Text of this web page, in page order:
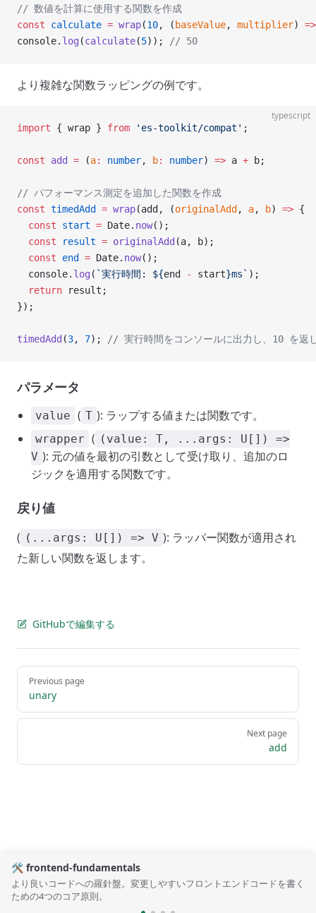
// 数値を計算に使用する関数を作成
const calculate = wrap(10, ( baseValue, multiplier) =>
console. log (calculate(5)); // 50
より複雑な関数ラッピングの例です。
typescript
import { wrap } from 'es-toolkit/compat' ;
const add = (a: number, b: number) => a + b;
// パフォーマンス測定を追加した関数を作成
const timedAdd = wrap(add, (originalAdd , a, b) => {
  const
start = Date. now();
  const
result = originalAdd (a, b);
  const
end = Date. now();
  console.
log ( `実行時間: ${end - start}ms` );
  return
result;
});
timedAdd (3, 7); // 実行時間をコンソールに出力し、10 を返
パラメータ
value ( T ): ラップする値または関数です。
wrapper ( (value: T, ...args: U[]) =>
V ): 元の値を最初の引数として受け取り、追加のロ
ジックを適用する関数です。
戻り値
( (...args: U[]) => V ): ラッパー関数が適用され
た新しい関数を返します。
GitHubで編集する
Pager
Previous page
unary
Next page
add
🛠️ frontend-fundamentals
より良いコードへの羅針盤。変更しやすいフロントエンドコードを書く
ための4つのコア原則。